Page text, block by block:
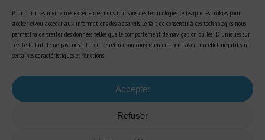
Pour offrir les meilleures expériences, nous utilisons des technologies telles que les cookies pour
stocker et/ou accéder aux informations des appareils. Le fait de consentir à ces technologies nous
permettra de traiter des données telles que le comportement de navigation ou les ID uniques sur
ce site. Le fait de ne pas consentir ou de retirer son consentement peut avoir un effet négatif sur
certaines caractéristiques et fonctions.
Accepter
Refuser
Expertise
S’informer sur le BEA
Se former au BEA
Ressources
S’abonner aux actualités